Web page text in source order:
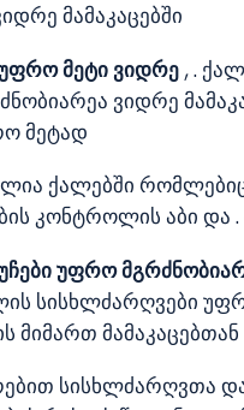
მამაკაცებში
უფრო მეტი ვიდრე , .
ვიდრე
მეტად
ქალებში
კონტროლის აბი და .
უფრო
სისხლძარღვები
მიმართ მამაკაცებთან
სისხლძარღვთა